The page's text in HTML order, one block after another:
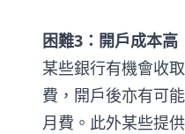
困難3：開戶成本高
某些銀行有機會收
費，開戶後亦有可
月費。此外某些提